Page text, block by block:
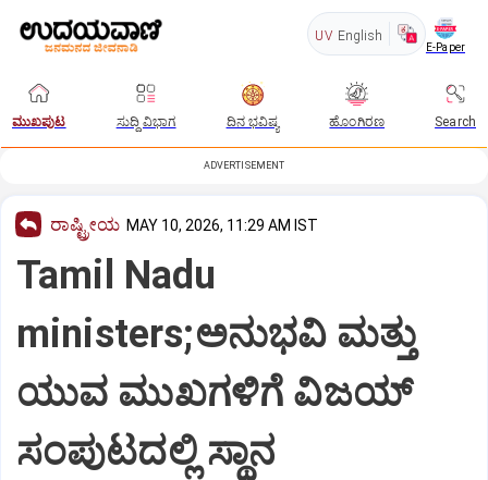
UV English
E-Paper
ಮುಖಪುಟ ಸುದ್ದಿ ವಿಭಾಗ ದಿನ ಭವಿಷ್ಯ ಹೊಂಗಿರಣ Search
ADVERTISEMENT
ರಾಷ್ಟ್ರೀಯ MAY 10, 2026, 11:29 AM IST
Tamil Nadu
ministers;ಅನುಭವಿ ಮತ್ತು
ಯುವ ಮುಖಗಳಿಗೆ ವಿಜಯ್
ಸಂಪುಟದಲ್ಲಿ ಸ್ಥಾನ